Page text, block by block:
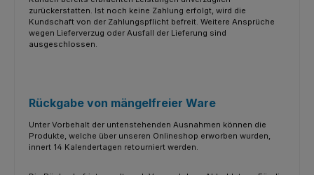
zurückerstatten. Ist noch keine Zahlung erfolgt, wird die
Kundschaft von der Zahlungspflicht befreit. Weitere Ansprüche
wegen Lieferverzug oder Ausfall der Lieferung sind
ausgeschlossen.
Rückgabe von mängelfreier Ware
Unter Vorbehalt der untenstehenden Ausnahmen können die
Produkte, welche über unseren Onlineshop erworben wurden,
innert 14 Kalendertagen retourniert werden.